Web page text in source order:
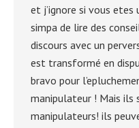
et j’ignore si vous etes
simpa de lire des
discours avec un
est transformé en
bravo pour
manipulateur ! Mais ils
manipulateurs! ils